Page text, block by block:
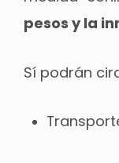
pesos y la
Sí podrán